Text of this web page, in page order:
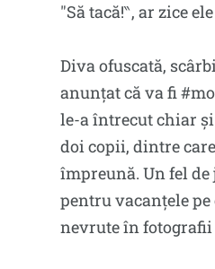
″Să tacă!‶, ar zice
Diva ofuscată,
anunțat că va fi
le-a întrecut chiar și
doi copii, dintre
împreună. Un fel
pentru vacanțele
nevrute în fotografii